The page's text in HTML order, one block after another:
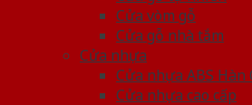
Cửa vòm gỗ
Cửa gỗ nhà tắm
Cửa nhựa
Cửa nhựa ABS Hàn
Cửa nhựa cao cấp